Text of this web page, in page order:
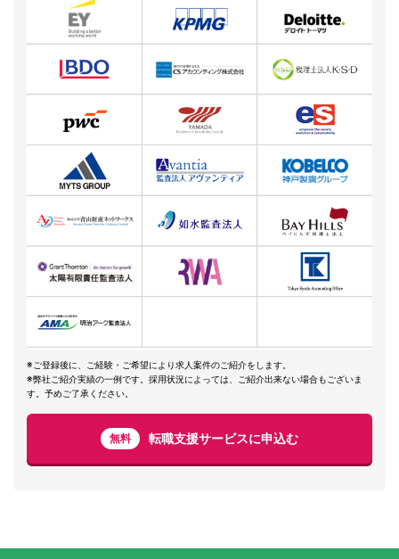
※ご登録後に、ご経験・ご希望により求人案件のご紹介をします。
※弊社ご紹介実績の一例です。採用状況によっては、ご紹介出来ない場合もございま
す。予めご了承ください。
無料 転職支援サービスに申込む